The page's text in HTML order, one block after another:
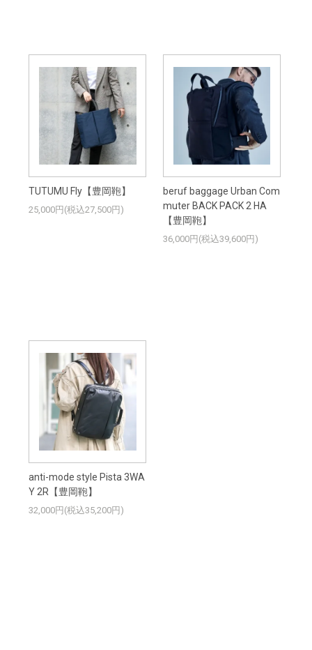
TUTUMU Fly【豊岡鞄】
25,000円(税込27,500円)
beruf baggage Urban Com
muter BACK PACK 2 HA
【豊岡鞄】
36,000円(税込39,600円)
anti-mode style Pista 3WA
Y 2R【豊岡鞄】
32,000円(税込35,200円)